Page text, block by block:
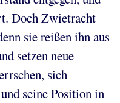
Doch Zwietracht
sie reißen ihn aus
setzen neue
sich
seine Position in